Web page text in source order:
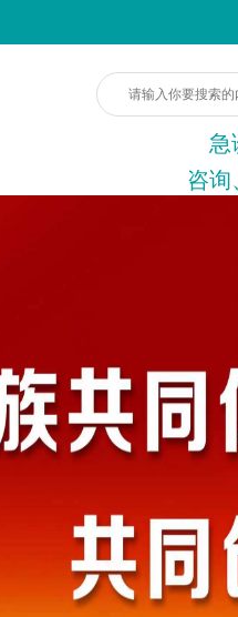
急
咨询